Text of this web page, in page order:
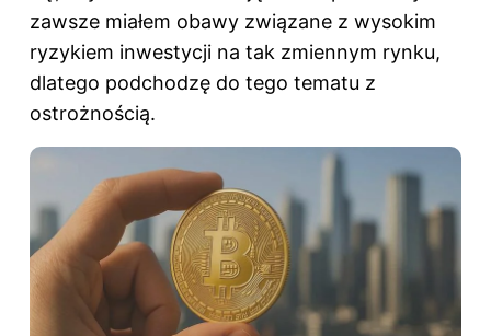
zawsze miałem obawy związane z wysokim
ryzykiem inwestycji na tak zmiennym rynku,
dlatego podchodzę do tego tematu z
ostrożnością.